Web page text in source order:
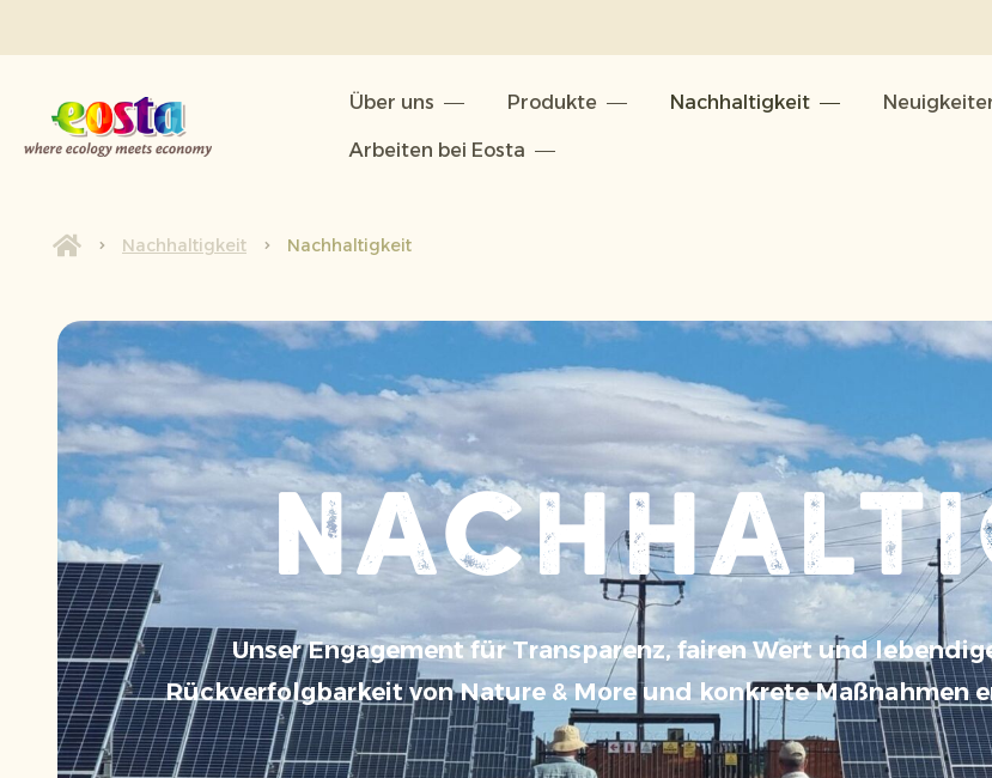
Über uns Produkte Nachhaltigkeit
Arbeiten bei Eosta
Über uns
Produkte
Neuigkeiten & Veröffentlichungen
Arbeiten bei Eosta
Nachhaltigkeit Nachhaltigkeit
Unser Engagement für Transparenz, fairen Wert und
Rückverfolgbarkeit von Nature & More und konkrete Maßnahmen